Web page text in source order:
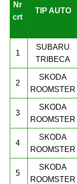
Nr
crt
TIP AUTO
1
SUBARU
TRIBECA
2
SKODA
ROOMSTER
3
SKODA
ROOMSTER
4
SKODA
ROOMSTER
5
SKODA
ROOMSTER